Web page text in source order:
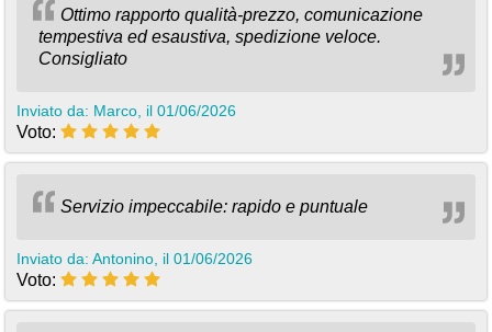
Ottimo rapporto qualità-prezzo, comunicazione
tempestiva ed esaustiva, spedizione veloce.
Consigliato
Inviato da: Marco, il 01/06/2026
Voto:
Servizio impeccabile: rapido e puntuale
Inviato da: Antonino, il 01/06/2026
Voto: